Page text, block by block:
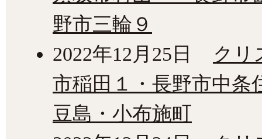
野市三輪９
2022年12月25日
クリ
市稲田１・長野市中条
豆島・小布施町